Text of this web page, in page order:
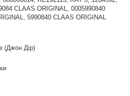
CLAAS ORIGINAL, 0005990840
5990840 CLAAS ORIGINAL
(Джон Дір)